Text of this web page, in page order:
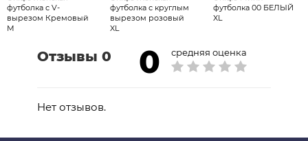
футболка с V-
вырезом Кремовый
М
футболка с круглым
вырезом розовый
XL
футболка 00 БЕЛЫЙ
XL
Отзывы 0 0 средняя оценка
Нет отзывов.